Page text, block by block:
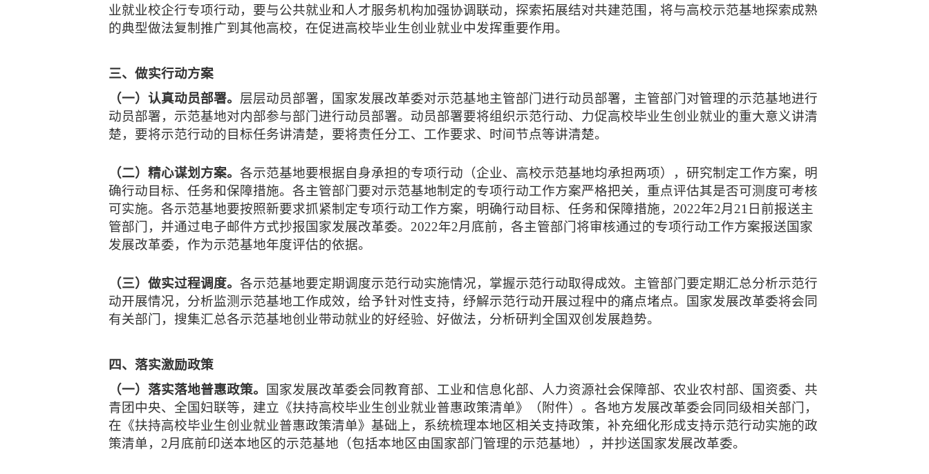
业就业校企行专项行动，要与公共就业和人才服务机构加强协调联动，探索拓展结对共建范围，将与高校示范基地探索成熟
的典型做法复制推广到其他高校，在促进高校毕业生创业就业中发挥重要作用。
三、做实行动方案
（一）认真动员部署。 层层动员部署，国家发展改革委对示范基地主管部门进行动员部署，主管部门对管理的示范基地进行
动员部署，示范基地对内部参与部门进行动员部署。动员部署要将组织示范行动、力促高校毕业生创业就业的重大意义讲清
楚，要将示范行动的目标任务讲清楚，要将责任分工、工作要求、时间节点等讲清楚。
（二）精心谋划方案。 各示范基地要根据自身承担的专项行动（企业、高校示范基地均承担两项），研究制定工作方案，明
确行动目标、任务和保障措施。各主管部门要对示范基地制定的专项行动工作方案严格把关，重点评估其是否可测度可考核
可实施。各示范基地要按照新要求抓紧制定专项行动工作方案，明确行动目标、任务和保障措施，2022年2月21日前报送主
管部门，并通过电子邮件方式抄报国家发展改革委。2022年2月底前，各主管部门将审核通过的专项行动工作方案报送国家
发展改革委，作为示范基地年度评估的依据。
（三）做实过程调度。 各示范基地要定期调度示范行动实施情况，掌握示范行动取得成效。主管部门要定期汇总分析示范行
动开展情况，分析监测示范基地工作成效，给予针对性支持，纾解示范行动开展过程中的痛点堵点。国家发展改革委将会同
有关部门，搜集汇总各示范基地创业带动就业的好经验、好做法，分析研判全国双创发展趋势。
四、落实激励政策
（一）落实落地普惠政策。
国家发展改革委会同教育部、工业和信息化部、人力资源社会保障部、农业农村部、国资委、共
青团中央、全国妇联等，建立《扶持高校毕业生创业就业普惠政策清单》（附件）。各地方发展改革委会同同级相关部门，
在《扶持高校毕业生创业就业普惠政策清单》基础上，系统梳理本地区相关支持政策，补充细化形成支持示范行动实施的政
策清单，2月底前印送本地区的示范基地（包括本地区由国家部门管理的示范基地），并抄送国家发展改革委。